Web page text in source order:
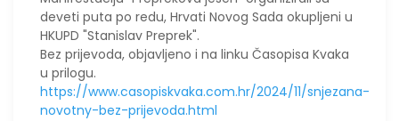
deveti puta po redu, Hrvati Novog Sada okupljeni u
HKUPD "Stanislav Preprek".
Bez prijevoda, objavljeno i na linku Časopisa Kvaka
u prilogu.
https://www.casopiskvaka.com.hr/2024/11/snjezana-
novotny-bez-prijevoda.html